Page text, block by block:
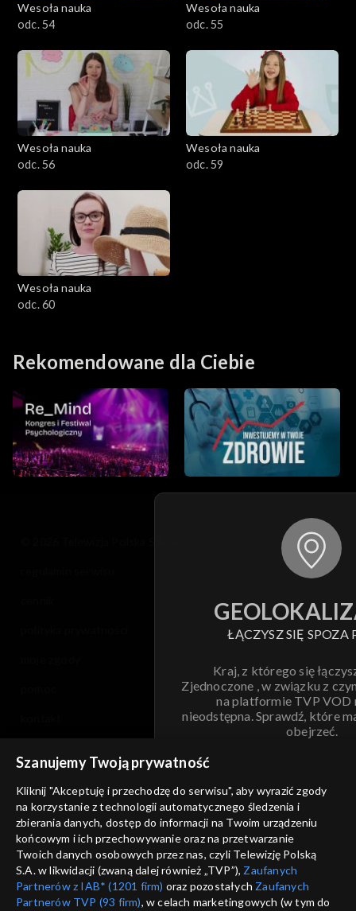
Wesoła nauka
odc. 54
Wesoła nauka
odc. 55
Wesoła nauka
odc. 56
Wesoła nauka
odc. 59
Wesoła nauka
odc. 60
Rekomendowane dla Ciebie
ŁĄCZYSZ SIĘ SPOZA
Kraj, z którego się
Zjednoczone , w związku z
na platformie TVP VOD
nieodstępna. Sprawdź, które
obejrzeć.
ANULUJ
informacje o dostawcy usług
Szanujemy Twoją prywatność
Kliknij "Akceptuję i przechodzę do serwisu", aby wyrazić zgody
na korzystanie z technologii automatycznego śledzenia i
zbierania danych, dostęp do informacji na Twoim urządzeniu
końcowym i ich przechowywanie oraz na przetwarzanie
Twoich danych osobowych przez nas, czyli Telewizję Polską
S.A. w likwidacji (zwaną dalej również „TVP”), Zaufanych
Partnerów z IAB* (1201 firm) oraz pozostałych Zaufanych
Partnerów TVP (93 firm), w celach marketingowych (w tym do